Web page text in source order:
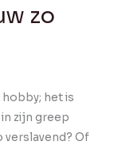
zo
het is
zijn greep
verslavend? Of